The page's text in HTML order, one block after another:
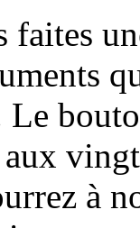
faites
Le
aux
à